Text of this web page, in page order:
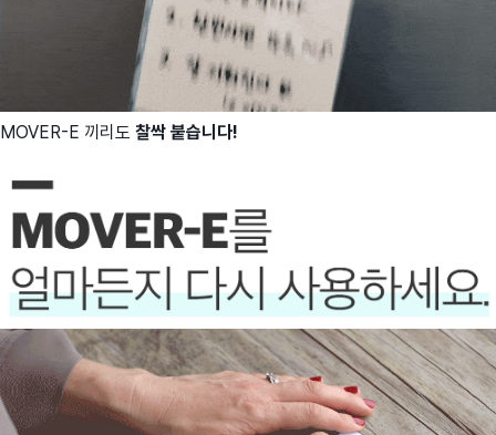
MOVER-E 끼리도 찰싹 붙습니다!